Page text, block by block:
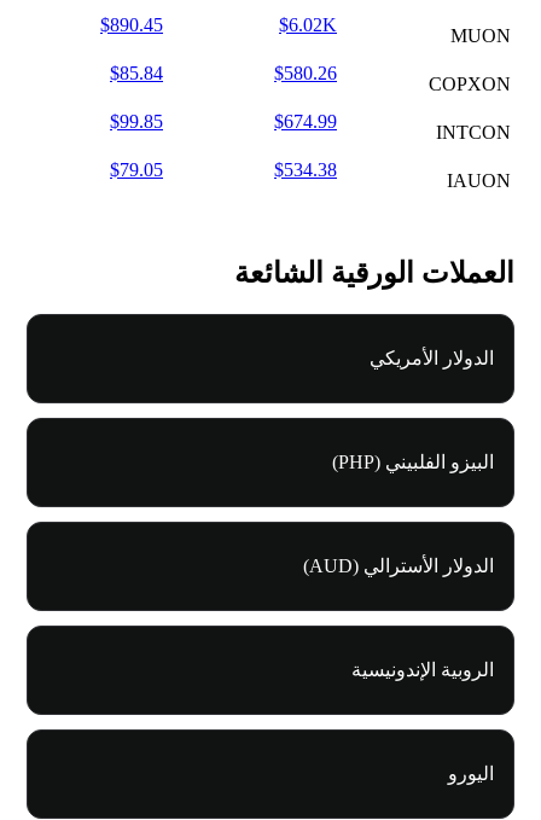
MUON
$6.02K
$890.45
COPXON
$580.26
$85.84
INTCON
$674.99
$99.85
IAUON
$534.38
$79.05
العملات الورقية الشائعة
الدولار الأمريكي
البيزو الفلبيني (PHP)
الدولار الأسترالي (AUD)
الروبية الإندونيسية
اليورو